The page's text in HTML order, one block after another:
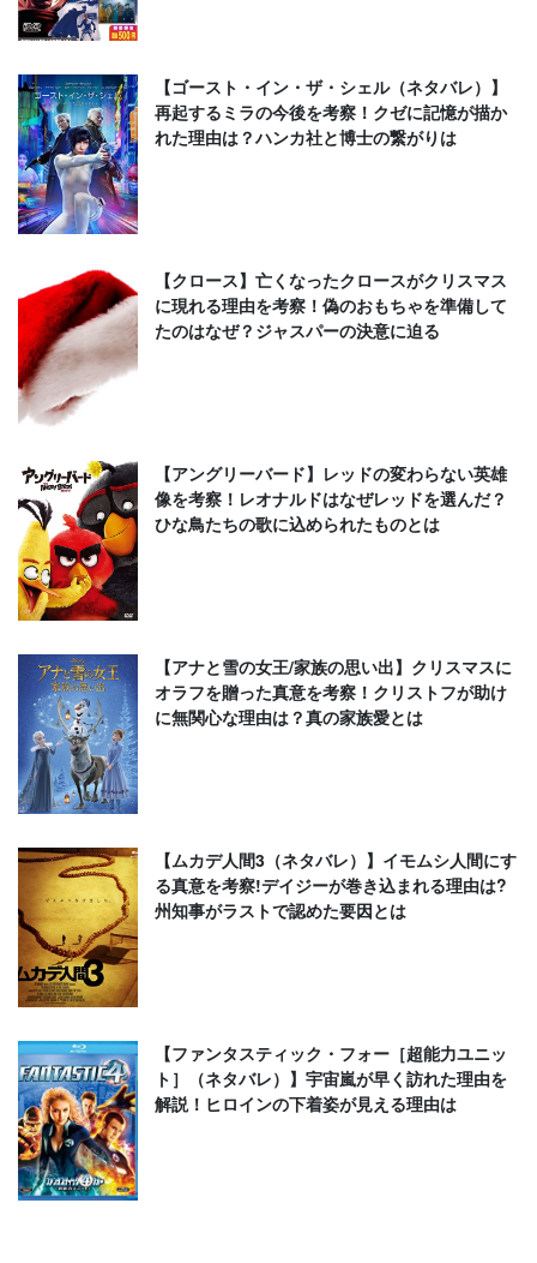
【ゴースト・イン・ザ・シェル（ネタバレ）】
再起するミラの今後を考察！クゼに記憶が描か
れた理由は？ハンカ社と博士の繋がりは
【クロース】亡くなったクロースがクリスマス
に現れる理由を考察！偽のおもちゃを準備して
たのはなぜ？ジャスパーの決意に迫る
【アングリーバード】レッドの変わらない英雄
像を考察！レオナルドはなぜレッドを選んだ？
ひな鳥たちの歌に込められたものとは
【アナと雪の女王/家族の思い出】クリスマスに
オラフを贈った真意を考察！クリストフが助け
に無関心な理由は？真の家族愛とは
【ムカデ人間3（ネタバレ）】イモムシ人間にす
る真意を考察!デイジーが巻き込まれる理由は?
州知事がラストで認めた要因とは
【ファンタスティック・フォー［超能力ユニッ
ト］（ネタバレ）】宇宙嵐が早く訪れた理由を
解説！ヒロインの下着姿が見える理由は